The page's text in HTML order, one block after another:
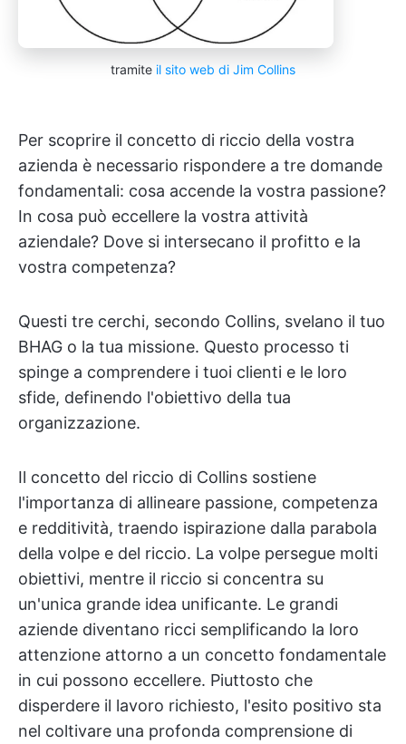
tramite il sito web di Jim Collins
Per scoprire il concetto di riccio della vostra
azienda è necessario rispondere a tre domande
fondamentali: cosa accende la vostra passione?
In cosa può eccellere la vostra attività
aziendale? Dove si intersecano il profitto e la
vostra competenza?
Questi tre cerchi, secondo Collins, svelano il tuo
BHAG o la tua missione. Questo processo ti
spinge a comprendere i tuoi clienti e le loro
sfide, definendo l'obiettivo della tua
organizzazione.
Il concetto del riccio di Collins sostiene
l'importanza di allineare passione, competenza
e redditività, traendo ispirazione dalla parabola
della volpe e del riccio. La volpe persegue molti
obiettivi, mentre il riccio si concentra su
un'unica grande idea unificante. Le grandi
aziende diventano ricci semplificando la loro
attenzione attorno a un concetto fondamentale
in cui possono eccellere. Piuttosto che
disperdere il lavoro richiesto, l'esito positivo sta
nel coltivare una profonda comprensione di